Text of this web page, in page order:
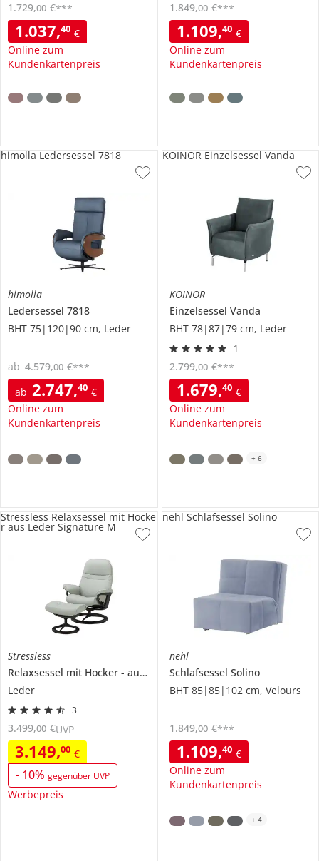
1.037,40 €
Online zum
Kundenkartenpreis
1.729,00 €***
1.109,40 €
Online zum
Kundenkartenpreis
1.849,00 €***
himolla
Ledersessel 7818
BHT 75|120|90 cm, Leder
ab 2.747,40 €
Online zum
Kundenkartenpreis
ab 4.579,00 €***
himolla Ledersessel 7818
KOINOR
Einzelsessel Vanda
BHT 78|87|79 cm, Leder
1
1.679,40 €
Online zum
Kundenkartenpreis
2.799,00 €***
KOINOR Einzelsessel Vanda
+ 6
Stressless
Relaxsessel mit Hocker
aus Leder
Signature M
Leder
3
3.149,00 €
- 10% gegenüber UVP
Werbepreis
3.499,00 €UVP
Stressless Relaxsessel mit Hocke
r aus Leder Signature M
nehl
Schlafsessel Solino
BHT 85|85|102 cm, Velours
1.109,40 €
Online zum
Kundenkartenpreis
1.849,00 €***
nehl Schlafsessel Solino
+ 4